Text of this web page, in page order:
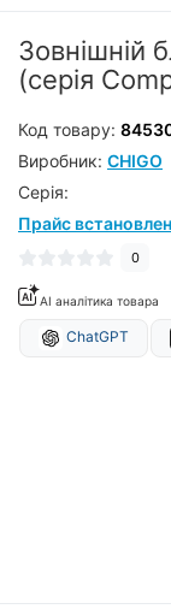
Зовнішній
(серія
Код товару:
Виробник: CHIGO
Серiя:
Прайс
0
AI аналітика товара
ChatGPT